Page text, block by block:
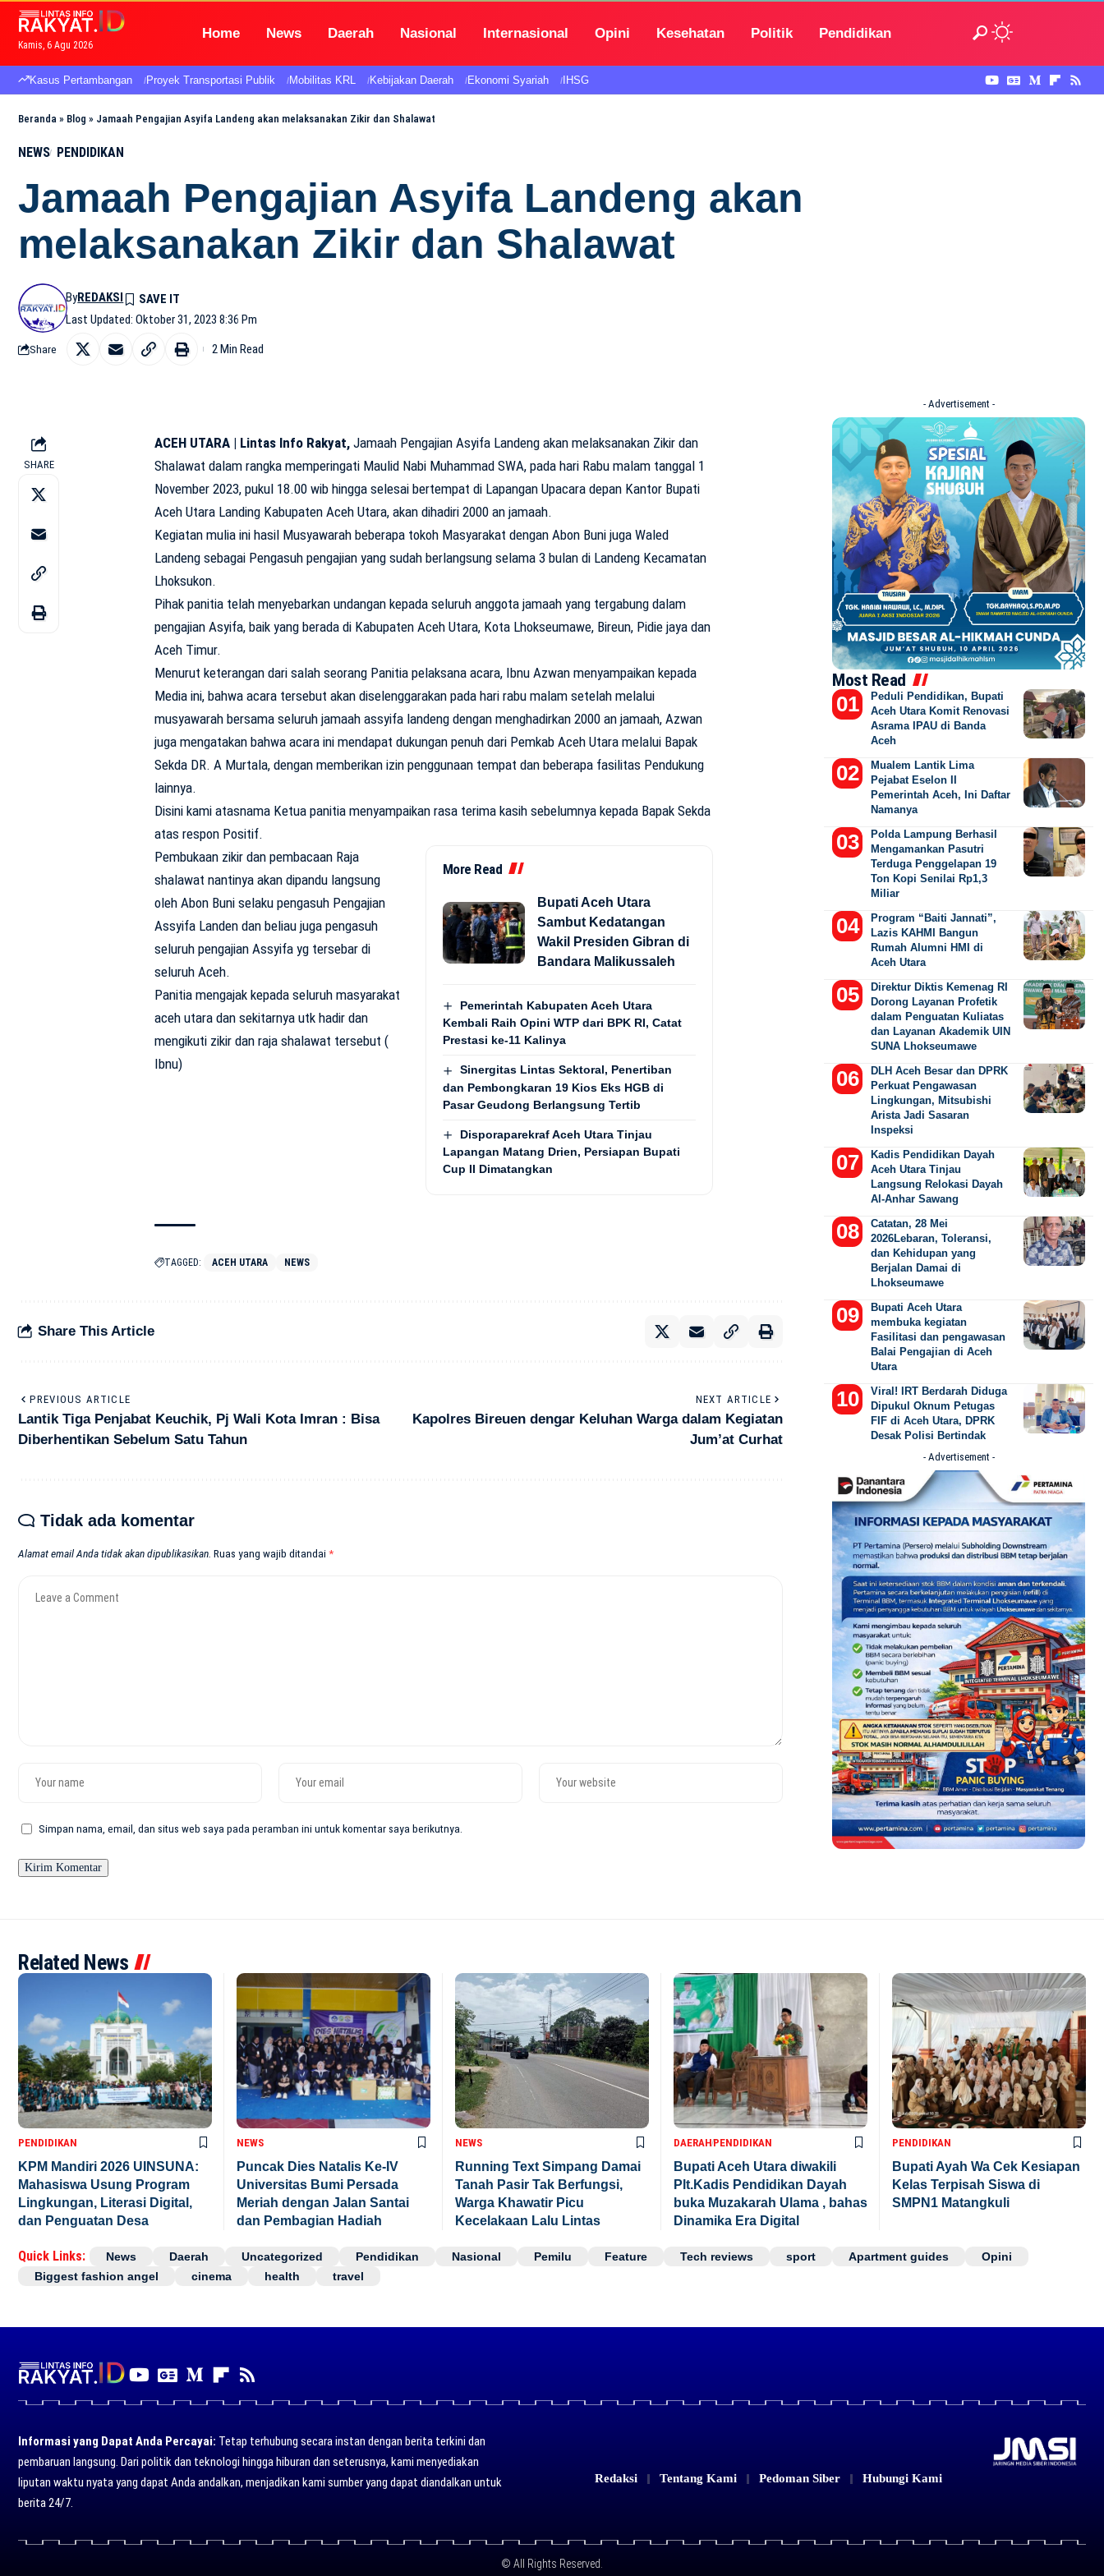
Kamis, 6 Agu 2026
Home News Daerah Nasional Internasional Opini Kesehatan Politik Pendidikan
Kasus Pertambangan Proyek Transportasi Publik Mobilitas KRL Kebijakan Daerah Ekonomi Syariah IHSG
Beranda » Blog » Jamaah Pengajian Asyifa Landeng akan melaksanakan Zikir dan Shalawat
NEWS PENDIDIKAN
Jamaah Pengajian Asyifa Landeng akan
melaksanakan Zikir dan Shalawat
Last Updated: Oktober 31, 2023 8:36 Pm
ByREDAKSI
Share 2 Min Read
SHARE
ACEH UTARA | Lintas Info Rakyat, Jamaah Pengajian Asyifa Landeng akan melaksanakan Zikir dan
Shalawat dalam rangka memperingati Maulid Nabi Muhammad SWA, pada hari Rabu malam tanggal 1
November 2023, pukul 18.00 wib hingga selesai bertempat di Lapangan Upacara depan Kantor Bupati
Aceh Utara Landing Kabupaten Aceh Utara, akan dihadiri 2000 an jamaah.
Kegiatan mulia ini hasil Musyawarah beberapa tokoh Masyarakat dengan Abon Buni juga Waled
Landeng sebagai Pengasuh pengajian yang sudah berlangsung selama 3 bulan di Landeng Kecamatan
Lhoksukon.
Pihak panitia telah menyebarkan undangan kepada seluruh anggota jamaah yang tergabung dalam
pengajian Asyifa, baik yang berada di Kabupaten Aceh Utara, Kota Lhokseumawe, Bireun, Pidie jaya dan
Aceh Timur.
Menurut keterangan dari salah seorang Panitia pelaksana acara, Ibnu Azwan menyampaikan kepada
Media ini, bahwa acara tersebut akan diselenggarakan pada hari rabu malam setelah melalui
musyawarah bersama seluruh jamaah assyifa landeng dengan menghadirkan 2000 an jamaah, Azwan
juga mengatakan bahwa acara ini mendapat dukungan penuh dari Pemkab Aceh Utara melalui Bapak
Sekda DR. A Murtala, dengan memberikan izin penggunaan tempat dan beberapa fasilitas Pendukung
lainnya.
Disini kami atasnama Ketua panitia menyampaikan rasa terima kasih sebelumnya kepada Bapak Sekda
atas respon Positif.
More Read
Bupati Aceh Utara
Sambut Kedatangan
Wakil Presiden Gibran di
Bandara Malikussaleh
Pemerintah Kabupaten Aceh Utara
Kembali Raih Opini WTP dari BPK RI, Catat
Prestasi ke-11 Kalinya
Sinergitas Lintas Sektoral, Penertiban
dan Pembongkaran 19 Kios Eks HGB di
Pasar Geudong Berlangsung Tertib
Disporaparekraf Aceh Utara Tinjau
Lapangan Matang Drien, Persiapan Bupati
Cup II Dimatangkan
Pembukaan zikir dan pembacaan Raja
shalawat nantinya akan dipandu langsung
oleh Abon Buni selaku pengasuh Pengajian
Assyifa Landen dan beliau juga pengasuh
seluruh pengajian Assyifa yg tersebar di
seluruh Aceh.
Panitia mengajak kepada seluruh masyarakat
aceh utara dan sekitarnya utk hadir dan
mengikuti zikir dan raja shalawat tersebut (
Ibnu)
TAGGED: ACEH UTARA NEWS
Share This Article
PREVIOUS ARTICLE
Lantik Tiga Penjabat Keuchik, Pj Wali Kota Imran : Bisa
Diberhentikan Sebelum Satu Tahun
NEXT ARTICLE
Kapolres Bireuen dengar Keluhan Warga dalam Kegiatan
Jum’at Curhat
Tidak ada komentar
Alamat email Anda tidak akan dipublikasikan. Ruas yang wajib ditandai*
Simpan nama, email, dan situs web saya pada peramban ini untuk komentar saya berikutnya.
- Advertisement -
Most Read
Peduli Pendidikan, Bupati
Aceh Utara Komit Renovasi
Asrama IPAU di Banda
Aceh
Mualem Lantik Lima
Pejabat Eselon II
Pemerintah Aceh, Ini Daftar
Namanya
Polda Lampung Berhasil
Mengamankan Pasutri
Terduga Penggelapan 19
Ton Kopi Senilai Rp1,3
Miliar
Program “Baiti Jannati”,
Lazis KAHMI Bangun
Rumah Alumni HMI di
Aceh Utara
Direktur Diktis Kemenag RI
Dorong Layanan Profetik
dalam Penguatan Kuliatas
dan Layanan Akademik UIN
SUNA Lhokseumawe
DLH Aceh Besar dan DPRK
Perkuat Pengawasan
Lingkungan, Mitsubishi
Arista Jadi Sasaran
Inspeksi
Kadis Pendidikan Dayah
Aceh Utara Tinjau
Langsung Relokasi Dayah
Al-Anhar Sawang
Catatan, 28 Mei
2026Lebaran, Toleransi,
dan Kehidupan yang
Berjalan Damai di
Lhokseumawe
Bupati Aceh Utara
membuka kegiatan
Fasilitasi dan pengawasan
Balai Pengajian di Aceh
Utara
Viral! IRT Berdarah Diduga
Dipukul Oknum Petugas
FIF di Aceh Utara, DPRK
Desak Polisi Bertindak
- Advertisement -
Related News
PENDIDIKAN
KPM Mandiri 2026 UINSUNA:
Mahasiswa Usung Program
Lingkungan, Literasi Digital,
dan Penguatan Desa
NEWS
Puncak Dies Natalis Ke-IV
Universitas Bumi Persada
Meriah dengan Jalan Santai
dan Pembagian Hadiah
NEWS
Running Text Simpang Damai
Tanah Pasir Tak Berfungsi,
Warga Khawatir Picu
Kecelakaan Lalu Lintas
DAERAHPENDIDIKAN
Bupati Aceh Utara diwakili
Plt.Kadis Pendidikan Dayah
buka Muzakarah Ulama , bahas
Dinamika Era Digital
PENDIDIKAN
Bupati Ayah Wa Cek Kesiapan
Kelas Terpisah Siswa di
SMPN1 Matangkuli
Quick Links: News Daerah Uncategorized Pendidikan Nasional Pemilu Feature Tech reviews sport Apartment guides
Opini
Biggest fashion angel
cinema health travel
Informasi yang Dapat Anda Percayai: Tetap terhubung secara instan dengan berita terkini dan
pembaruan langsung. Dari politik dan teknologi hingga hiburan dan seterusnya, kami menyediakan
liputan waktu nyata yang dapat Anda andalkan, menjadikan kami sumber yang dapat diandalkan untuk
berita 24/7.
Redaksi Tentang Kami Pedoman Siber Hubungi Kami
© All Rights Reserved.